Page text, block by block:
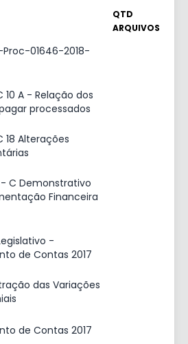
QTD
ARQUIVOS
01646-2018-
10 A - Relação dos
processados
18 Alterações
- C Demonstrativo
Financeira
-
de Contas 2017
das Variações
de Contas 2017